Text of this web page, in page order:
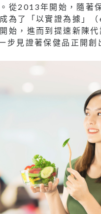
從2013年開始，隨著
為了「以實證為據
始，進而到提速新陳
步見證著保健品正開創